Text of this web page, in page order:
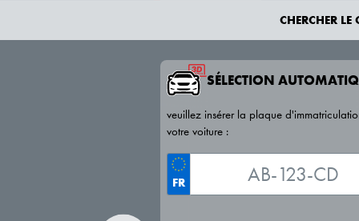
CHERCHER LE
SÉLECTION
veuillez insérer la plaque
votre voiture :
FR